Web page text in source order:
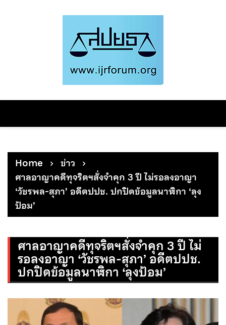
Home
ข่าว
ศาลอาญาคดีทุจริตฯสั่งจำคุก 3 ปี ไม่รอลงอาญา
‘วัชรพล-สุภา’ อดีตปปช. ปกปิดข้อมูลนาฬิกา ‘ลุง
ป้อม’
ศาลอาญาคดีทุจริตฯสั่งจำคุก 3 ปี ไม่
รอลงอาญา ‘วัชรพล-สุภา’ อดีตปปช.
ปกปิดข้อมูลนาฬิกา ‘ลุงป้อม’